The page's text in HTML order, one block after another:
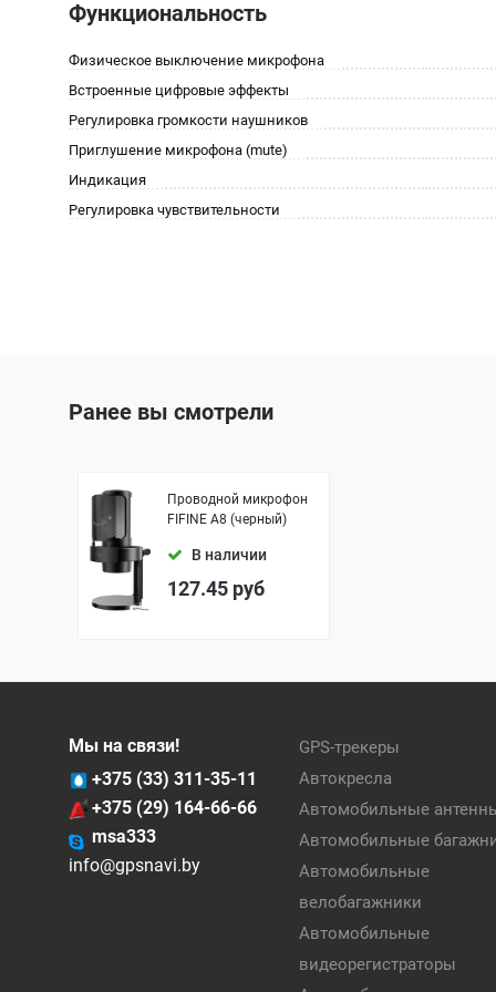
Функциональность
Физическое выключение микрофона
Встроенные цифровые эффекты
Регулировка громкости наушников
Приглушение микрофона (mute)
Индикация
Регулировка чувствительности
Ранее вы смотрели
Проводной микрофон
FIFINE A8 (черный)
В наличии
127.45 руб
Мы на связи!
+375 (33) 311-35-11
+375 (29) 164-66-66
msa333
info@gpsnavi.by
GPS-трекеры
Автокресла
Автомобильные
Автомобильные
Автомобильные
велобагажники
Автомобильные
видеорегистраторы